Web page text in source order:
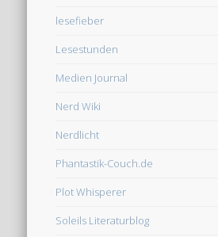
lesefieber
Lesestunden
Medien Journal
Nerd Wiki
Nerdlicht
Phantastik-Couch.de
Plot Whisperer
Soleils Literaturblog